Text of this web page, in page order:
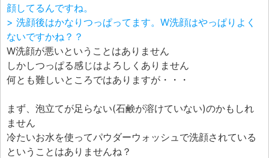
顔してるんですね。
> 洗顔後はかなりつっぱってます。W洗顔はやっぱりよく
ないですかね？？
W洗顔が悪いということはありません
しかしつっぱる感じはよろしくありません
何とも難しいところではありますが・・・
まず、泡立てが足らない(石鹸が溶けていない)のかもしれ
ません
冷たいお水を使ってパウダーウォッシュで洗顔されている
ということはありませんね？